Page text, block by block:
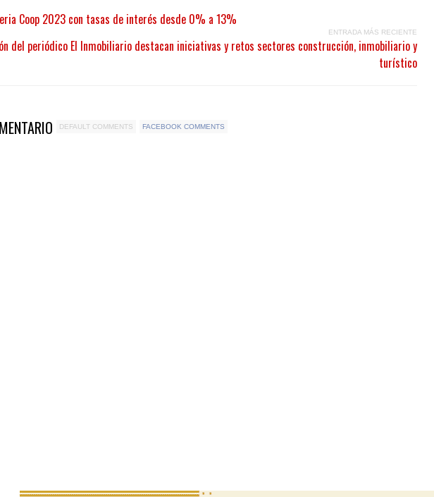
Coop 2023 con tasas de interés desde 0% a 13%
ENTRADA MÁS RECIENTE
del periódico El Inmobiliario destacan iniciativas y retos sectores construcción, inmobiliario y
turístico
DEFAULT COMMENTS FACEBOOK COMMENTS